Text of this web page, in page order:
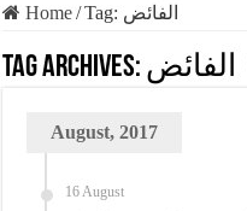
Home/Tag: الفائض
Tag Archives: الفائض
August, 2017
16 August